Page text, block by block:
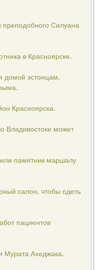
преподобного Силуана
в Красноярске.
домой эстонцам,
Красноярска.
Владивостоке может
памятник маршалу
салон, чтобы одеть
пациентов
Мурата Ахеджака.